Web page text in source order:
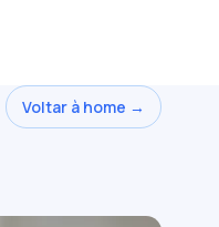
Voltar à home →